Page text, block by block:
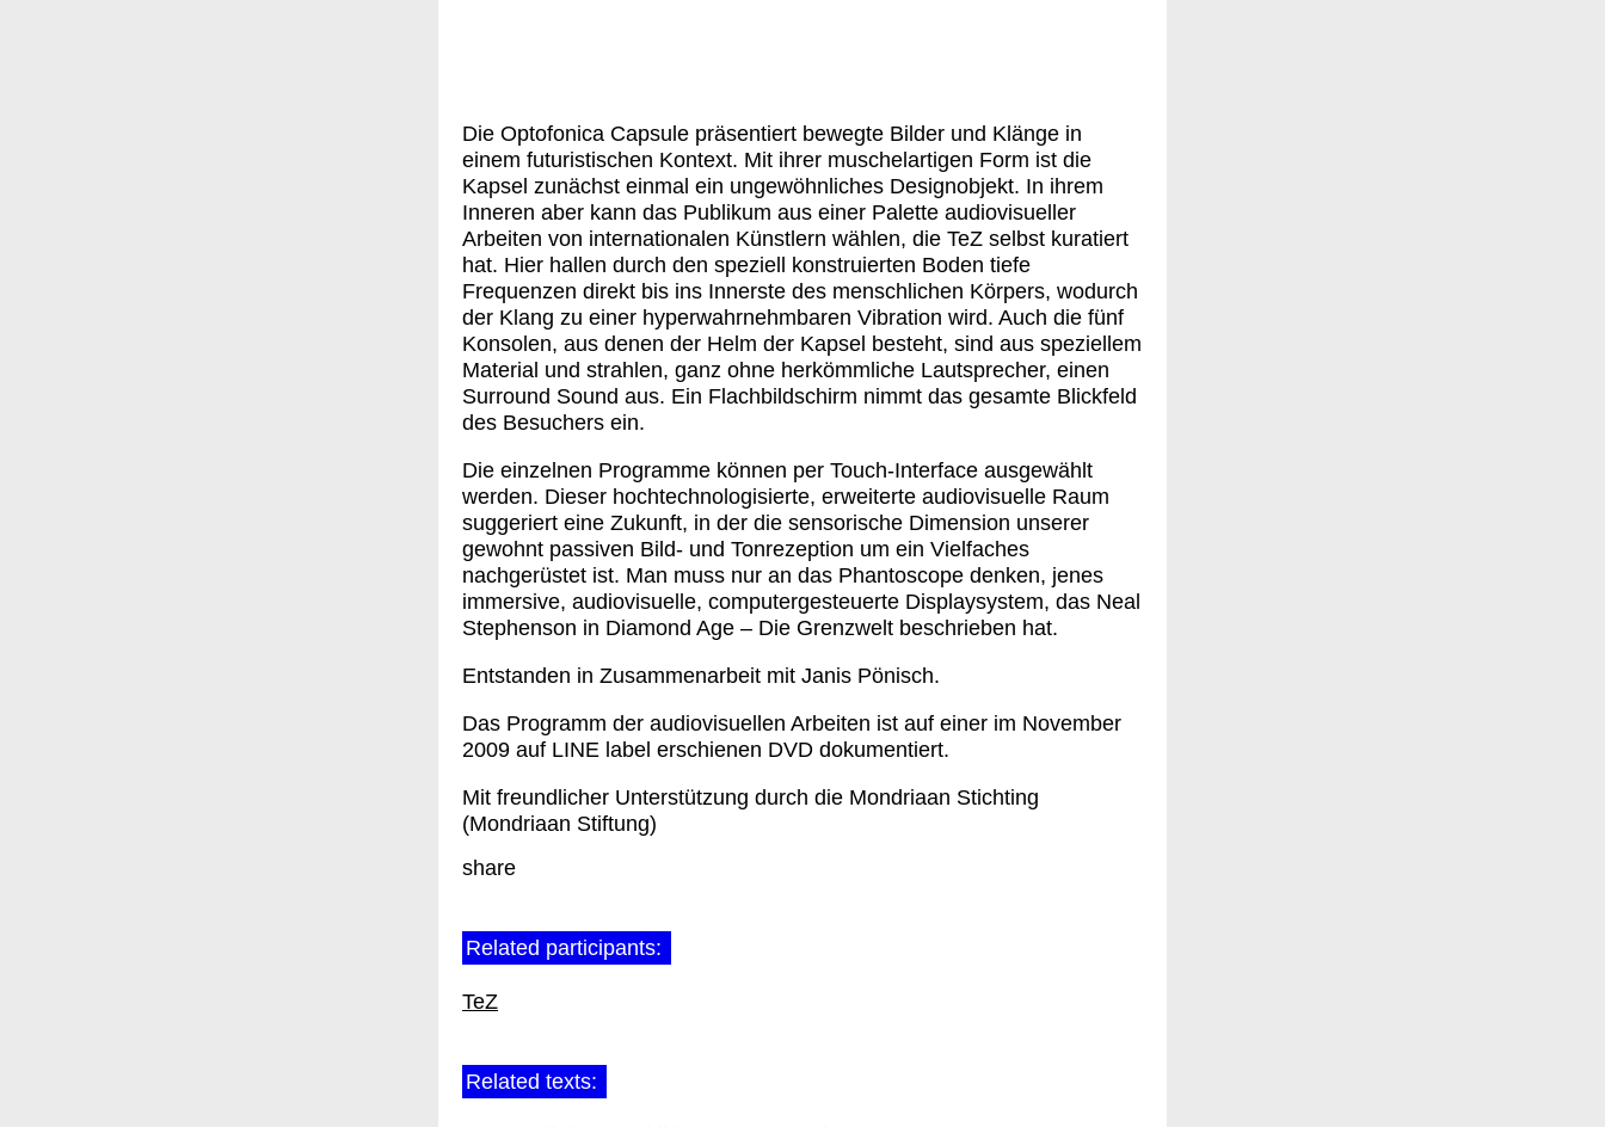
Die Optofonica Capsule präsentiert bewegte Bilder und Klänge in
einem futuristischen Kontext. Mit ihrer muschelartigen Form ist die
Kapsel zunächst einmal ein ungewöhnliches Designobjekt. In ihrem
Inneren aber kann das Publikum aus einer Palette audiovisueller
Arbeiten von internationalen Künstlern wählen, die TeZ selbst kuratiert
hat. Hier hallen durch den speziell konstruierten Boden tiefe
Frequenzen direkt bis ins Innerste des menschlichen Körpers, wodurch
der Klang zu einer hyperwahrnehmbaren Vibration wird. Auch die fünf
Konsolen, aus denen der Helm der Kapsel besteht, sind aus speziellem
Material und strahlen, ganz ohne herkömmliche Lautsprecher, einen
Surround Sound aus. Ein Flachbildschirm nimmt das gesamte Blickfeld
des Besuchers ein.
Die einzelnen Programme können per Touch-Interface ausgewählt
werden. Dieser hochtechnologisierte, erweiterte audiovisuelle Raum
suggeriert eine Zukunft, in der die sensorische Dimension unserer
gewohnt passiven Bild- und Tonrezeption um ein Vielfaches
nachgerüstet ist. Man muss nur an das Phantoscope denken, jenes
immersive, audiovisuelle, computergesteuerte Displaysystem, das Neal
Stephenson in Diamond Age – Die Grenzwelt beschrieben hat.
Entstanden in Zusammenarbeit mit Janis Pönisch.
Das Programm der audiovisuellen Arbeiten ist auf einer im November
2009 auf LINE label erschienen DVD dokumentiert.
Mit freundlicher Unterstützung durch die Mondriaan Stichting
(Mondriaan Stiftung)
share
Related participants:
TeZ
Related texts: